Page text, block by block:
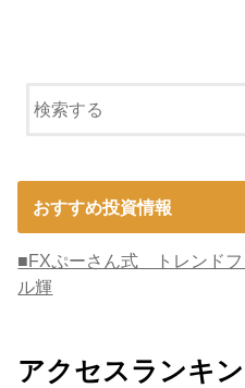
おすすめ投資情報
■FXぷーさん式 トレンドフ
ル輝
アクセスランキ